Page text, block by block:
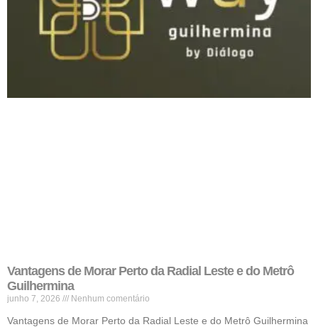
Vantagens de Morar Perto da Radial Leste e do Metrô
Guilhermina
junho 7, 2026 Nenhum comentário
Vantagens de Morar Perto da Radial Leste e do Metrô Guilhermina